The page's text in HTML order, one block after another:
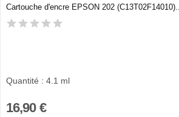
Cartouche d'encre EPSON 202 (C13T02F14010)...
Quantité : 4.1 ml
16,90 €